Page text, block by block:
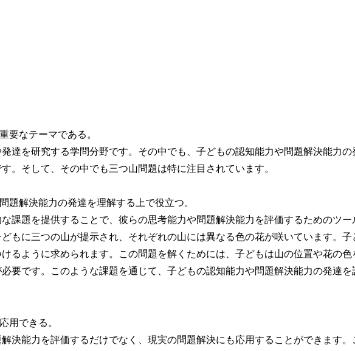
要なテーマである。
達を研究する学問分野です。その中でも、子どもの認知能力や問題解決能力の
。そして、その中でも三つ山問題は特に注目されています。
題解決能力の発達を理解する上で役立つ。
課題を提供することで、彼らの思考能力や問題解決能力を評価するためのツー
もに三つの山が提示され、それぞれの山には異なる色の花が咲いています。子
るように求められます。この問題を解くためには、子どもは山の位置や花の色
要です。このような課題を通じて、子どもの認知能力や問題解決能力の発達を
用できる。
決能力を評価するだけでなく、現実の問題解決にも応用することができます。